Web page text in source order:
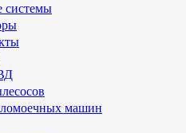
системы
машин